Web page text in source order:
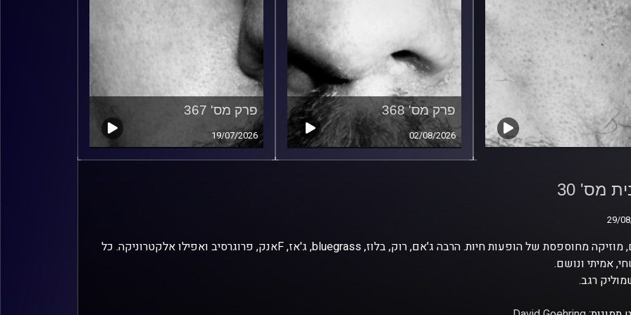
29/
פרק מס' 368
02/08/2026
פרק מס' 367
19/07/2026
מס' 30
29/
זיפים, מוזיקה מחוספסת של הופעות חיות. הרבה ג'אם, רוק, בלוז, bluegrass, ג'אז, Fאנק, פרוגרסיב ואפילו אלקטרוניקה. כל
אמיתי ונושם.
רגב.